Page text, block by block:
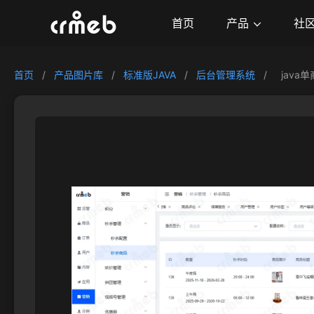
首页 产品 社
首页 / 产品图片库 / 标准版JAVA / 后台管理系统 / java单